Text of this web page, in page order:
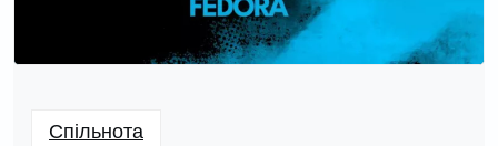
Спільнота